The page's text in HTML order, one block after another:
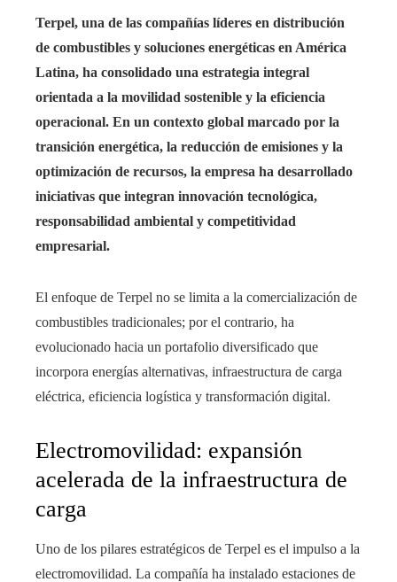
Terpel, una de las compañías líderes en distribución
de combustibles y soluciones energéticas en América
Latina, ha consolidado una estrategia integral
orientada a la movilidad sostenible y la eficiencia
operacional. En un contexto global marcado por la
transición energética, la reducción de emisiones y la
optimización de recursos, la empresa ha desarrollado
iniciativas que integran innovación tecnológica,
responsabilidad ambiental y competitividad
empresarial.
El enfoque de Terpel no se limita a la comercialización de
combustibles tradicionales; por el contrario, ha
evolucionado hacia un portafolio diversificado que
incorpora energías alternativas, infraestructura de carga
eléctrica, eficiencia logística y transformación digital.
Electromovilidad: expansión
acelerada de la infraestructura de
carga
Uno de los pilares estratégicos de Terpel es el impulso a la
electromovilidad. La compañía ha instalado estaciones de